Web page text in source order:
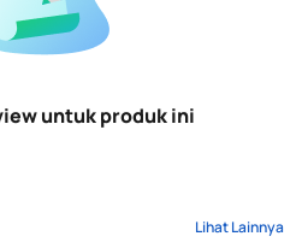
untuk produk ini
Lihat Lainnya